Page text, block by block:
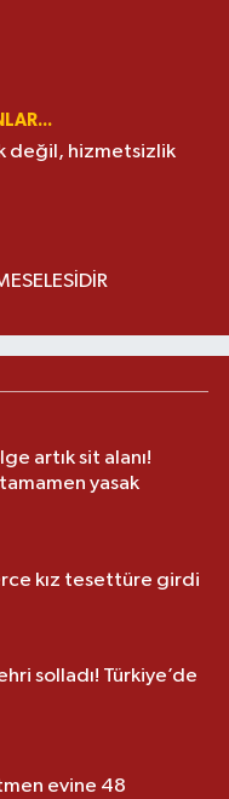
değil, hizmetsizlik
artık sit alanı!
yasak
kız tesettüre girdi
solladı! Türkiye’de
evine 48